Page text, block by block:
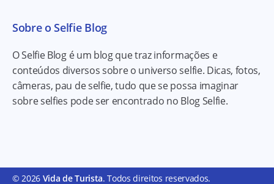
Sobre o Selfie Blog
O Selfie Blog é um blog que traz informações e
conteúdos diversos sobre o universo selfie. Dicas, fotos,
câmeras, pau de selfie, tudo que se possa imaginar
sobre selfies pode ser encontrado no Blog Selfie.
© 2026 Vida de Turista. Todos direitos reservados.